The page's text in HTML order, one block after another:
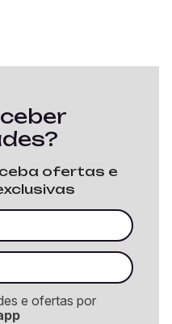
ofertas e
e ofertas por